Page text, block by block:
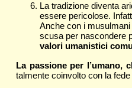
La tradizione diventa
essere pericolose.
Anche con i
scusa per nascondere
valori umanistici
La passione per l’umano,
talmente coinvolto con la